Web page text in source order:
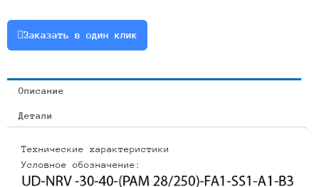
040-
10-
b14-
Заказать в один клик
Описание
Детали
Технические характеристики
Условное обозначение: